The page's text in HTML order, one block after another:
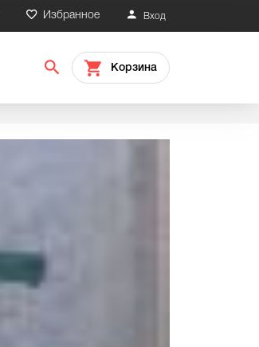
Вход
Избранное
Корзина